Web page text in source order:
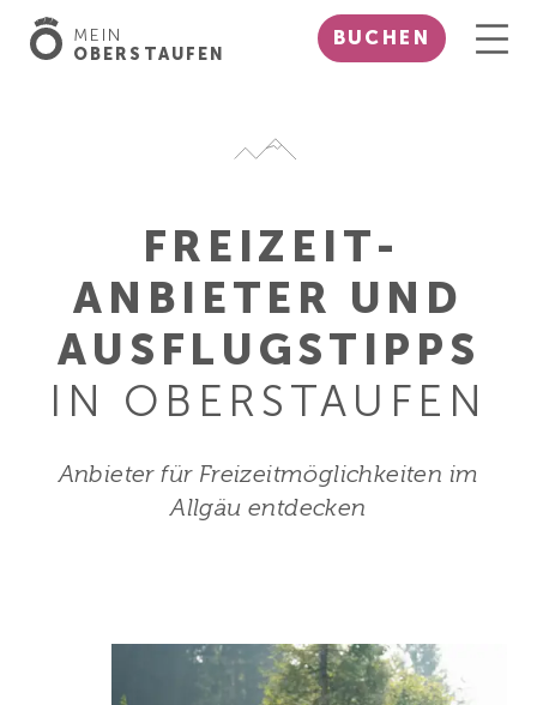
MEIN
OBERSTAUFEN
BUCHEN
FREIZEIT­
ANBIETER UND
AUSFLUGS­TIPPS
IN OBERSTAUFEN
Anbieter für Freizeitmöglichkeiten im
Allgäu entdecken